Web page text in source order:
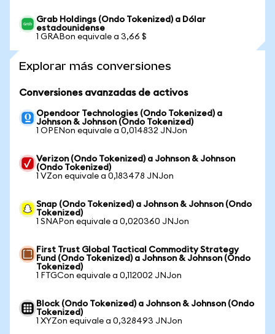
Grab Holdings (Ondo Tokenized) a Dólar
estadounidense
1 GRABon equivale a 3,66 $
Explorar más conversiones
Conversiones avanzadas de activos
Opendoor Technologies (Ondo Tokenized) a
Johnson & Johnson (Ondo Tokenized)
1 OPENon equivale a 0,014832 JNJon
Verizon (Ondo Tokenized) a Johnson & Johnson
(Ondo Tokenized)
1 VZon equivale a 0,183478 JNJon
Snap (Ondo Tokenized) a Johnson & Johnson (Ondo
Tokenized)
1 SNAPon equivale a 0,020360 JNJon
First Trust Global Tactical Commodity Strategy
Fund (Ondo Tokenized) a Johnson & Johnson (Ondo
Tokenized)
1 FTGCon equivale a 0,112002 JNJon
Block (Ondo Tokenized) a Johnson & Johnson (Ondo
Tokenized)
1 XYZon equivale a 0,328493 JNJon